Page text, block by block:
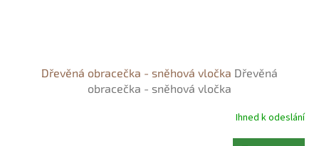
Dřevěná obracečka - sněhová vločka Dřevěná
obracečka - sněhová vločka
Ihned k odeslání